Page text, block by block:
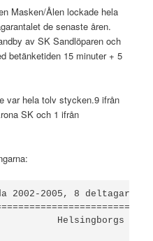
Masken/Ålen lockade hela
de senaste åren.
av SK Sandlöparen och
betänketiden 15 minuter + 5
var hela tolv stycken.9 ifrån
SK och 1 ifrån
2002-2005, 8 deltagare